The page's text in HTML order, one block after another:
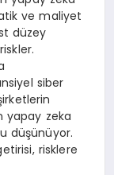
ve maliyet
düzey
siber
yapay zeka
düşünüyor.
risklere